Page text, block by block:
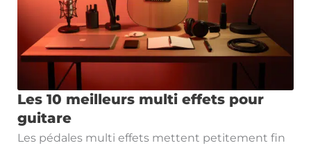
Les 10 meilleurs multi effets pour
guitare
Les pédales multi effets mettent petitement fin